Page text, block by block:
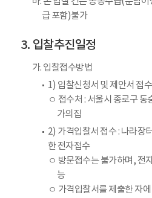
급 포함)불가
입찰추진일정
가. 입찰접수방법
1) 입찰신청서 및 제안서 접
ㅇ 접수처 : 서울시 종로구
가의집
2) 가격입찰서 접수 : 나라장
한 전자접수
ㅇ 방문접수는 불가하며, 전
능
ㅇ 가격입찰서를 제출한 자